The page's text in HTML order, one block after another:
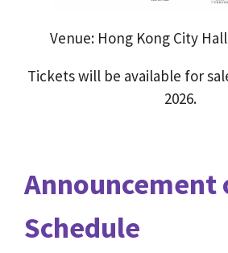
Venue: Hong Kong City
Tickets will be available for
2026.
Announcement
Schedule